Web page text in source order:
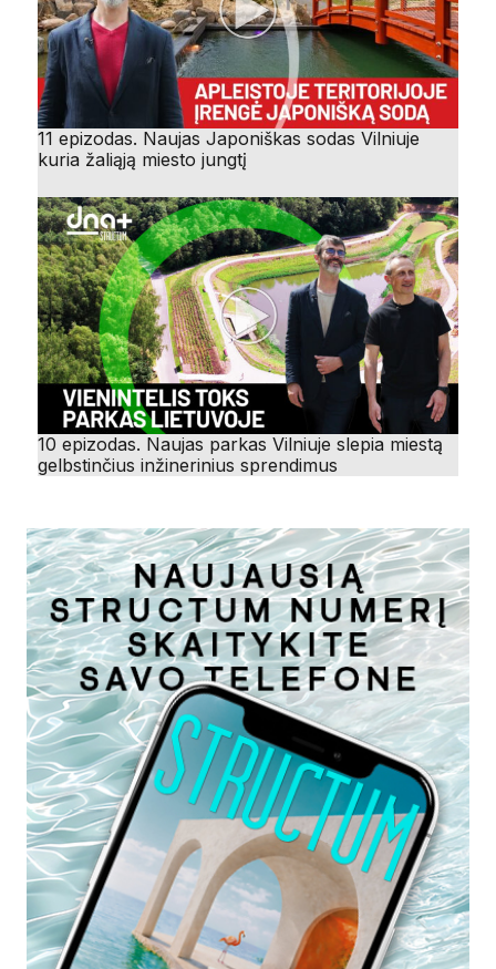
11 epizodas. Naujas Japoniškas sodas Vilniuje
kuria žaliąją miesto jungtį
10 epizodas. Naujas parkas Vilniuje slepia miestą
gelbstinčius inžinerinius sprendimus